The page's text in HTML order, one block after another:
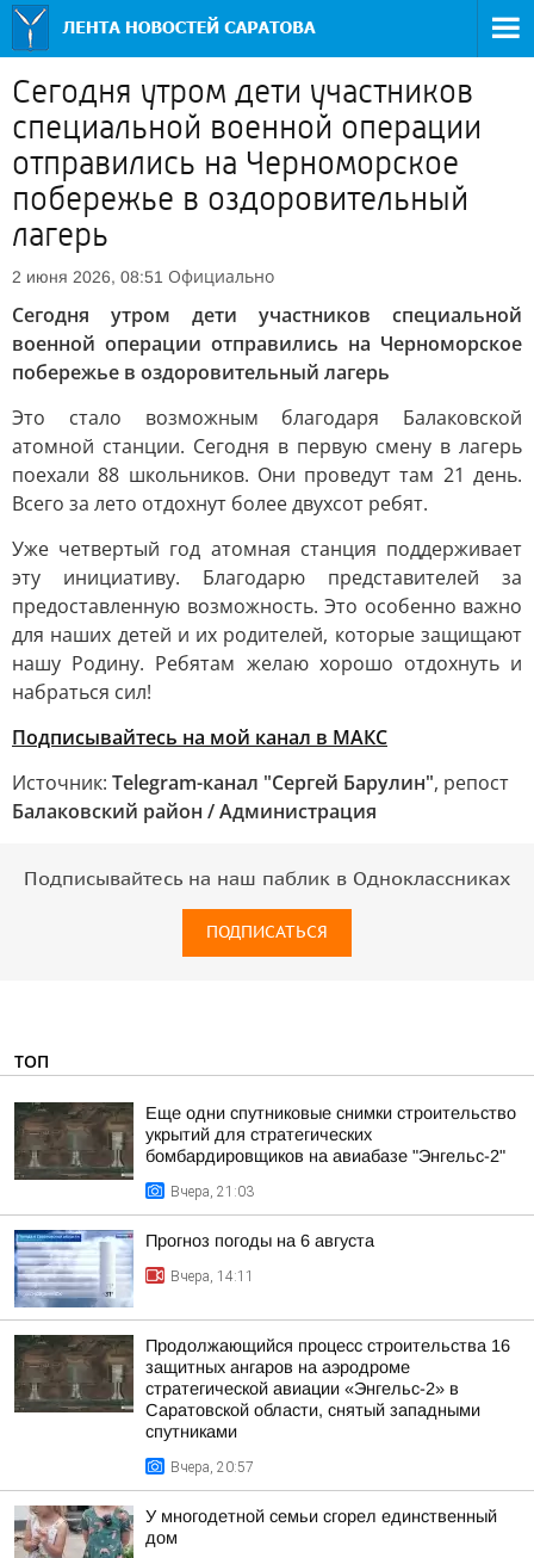
Сегодня утром дети участников
специальной военной операции
отправились на Черноморское
побережье в оздоровительный
лагерь
2 июня 2026, 08:51 Официально
Сегодня утром дети участников специальной
военной операции отправились на Черноморское
побережье в оздоровительный лагерь
Это стало возможным благодаря Балаковской
атомной станции. Сегодня в первую смену в лагерь
поехали 88 школьников. Они проведут там 21 день.
Всего за лето отдохнут более двухсот ребят.
Уже четвертый год атомная станция поддерживает
эту инициативу. Благодарю представителей за
предоставленную возможность. Это особенно важно
для наших детей и их родителей, которые защищают
нашу Родину. Ребятам желаю хорошо отдохнуть и
набраться сил!
Подписывайтесь на мой канал в МАКС
Источник: Telegram-канал "Сергей Барулин", репост
Балаковский район / Администрация
Подписывайтесь на наш паблик в Одноклассниках
ПОДПИСАТЬСЯ
ТОП
Еще одни спутниковые снимки строительство
укрытий для стратегических
бомбардировщиков на авиабазе "Энгельс-2"
Вчера, 21:03
Прогноз погоды на 6 августа
Вчера, 14:11
Продолжающийся процесс строительства 16
защитных ангаров на аэродроме
стратегической авиации «Энгельс-2» в
Саратовской области, снятый западными
спутниками
Вчера, 20:57
У многодетной семьи сгорел единственный
дом